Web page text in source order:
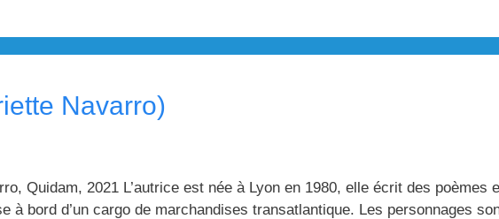
Navarro)
Quidam, 2021 L’autrice est née à Lyon en 1980, elle écrit des poèmes
à bord d’un cargo de marchandises transatlantique. Les personnages